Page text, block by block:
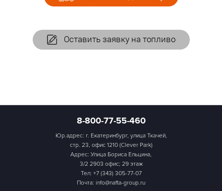
Оставить заявку на топливо
8-800-77-55-460
Юр.адрес: г. Екатеринбург, улица Ткачей,
стр. 23, офис 1210 (Clever Park)
Адрес: Улица Бориса Ельцина,
3/2 2903 офис; 29 этаж
Тел: +7 (343) 305-77-07
Почта: info@nafta-group.ru